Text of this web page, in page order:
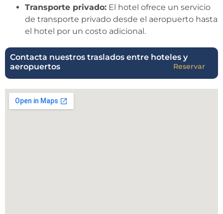
Transporte privado: El hotel ofrece un servicio
de transporte privado desde el aeropuerto hasta
el hotel por un costo adicional.
Contacta nuestros traslados entre hoteles y
aeropuertos
Reservar